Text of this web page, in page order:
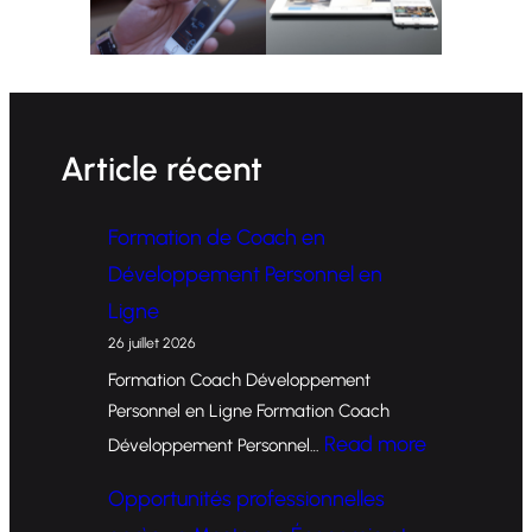
Article récent
Formation de Coach en
Développement Personnel en
Ligne
26 juillet 2026
Formation Coach Développement
Personnel en Ligne Formation Coach
Développement Personnel… Read more:
Opportunités professionnelles